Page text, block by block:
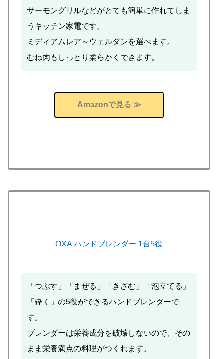
サーモングリルなどがとても簡単に作れてしま
うキッチン家電です。
ミディアムレア～ウェルダンを選べます。
むね肉もしっとり柔らかくできます。
Amazonで見る ≫
OXA ハンドブレンダー 1台5役
「つぶす」「まぜる」「きざむ」「泡立てる」
「砕く」の5役ができるハンドブレンダーで
す。
ブレンダーは栄養成分を破壊しないので、その
まま栄養満点の料理がつくれます。